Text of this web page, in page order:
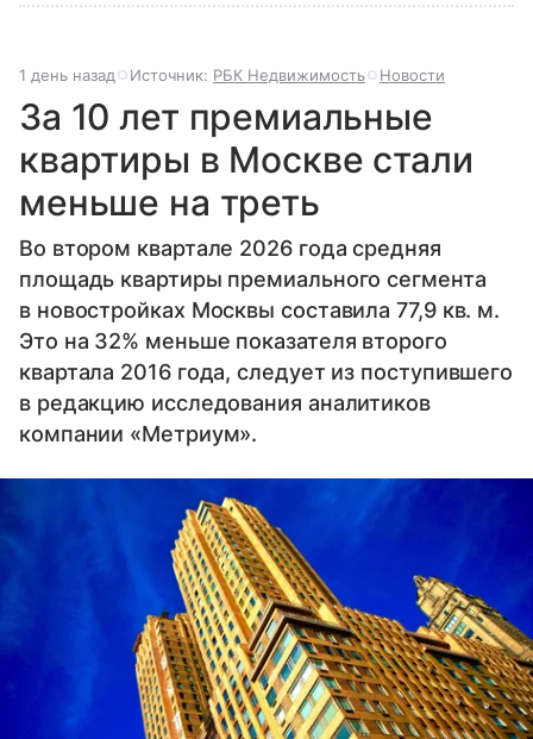
1 день назад Источник: РБК Недвижимость Новости
За 10 лет премиальные
квартиры в Москве стали
меньше на треть
Во втором квартале 2026 года средняя
площадь квартиры премиального сегмента
в новостройках Москвы составила 77,9 кв. м.
Это на 32% меньше показателя второго
квартала 2016 года, следует из поступившего
в редакцию исследования аналитиков
компании «Метриум».